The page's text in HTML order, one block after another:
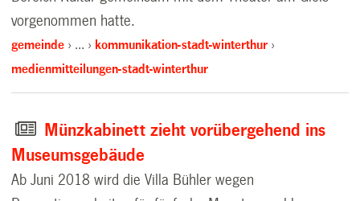
vorgenommen hatte.
gemeinde …
kommunikation-stadt-winterthur
medienmitteilungen-stadt-winterthur
Münzkabinett zieht vorübergehend ins
Museumsgebäude
Ab Juni 2018 wird die Villa Bühler wegen